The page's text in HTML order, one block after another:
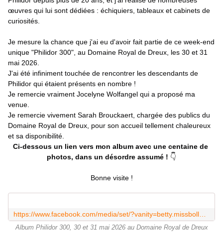
œuvres qui lui sont dédiées : échiquiers, tableaux et cabinets de
curiosités.
Je mesure la chance que j'ai eu d'avoir fait partie de ce week-end
unique "Philidor 300", au Domaine Royal de Dreux, les 30 et 31
mai 2026.
J'ai été infiniment touchée de rencontrer les descendants de
Philidor qui étaient présents en nombre !
Je remercie vraiment Jocelyne Wolfangel qui a proposé ma
venue.
Je remercie vivement Sarah Brouckaert, chargée des publics du
Domaine Royal de Dreux, pour son accueil tellement chaleureux
et sa disponibilité.
Ci-dessous un lien vers mon album avec une centaine de
photos, dans un désordre assumé ! 👇
Bonne visite !
Album Philidor 300, 30 et 31 mai 2026 au Domaine Royal de Dreux